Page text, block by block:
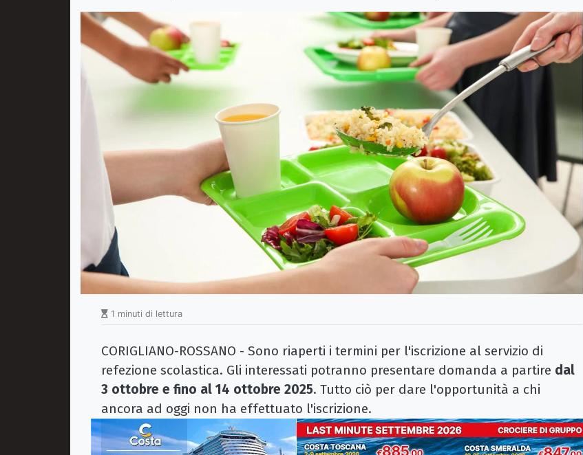
1 minuti di lettura
CORIGLIANO-ROSSANO - Sono riaperti i termini per l'iscrizione al servizio di
refezione scolastica. Gli interessati potranno presentare domanda a partire dal
3 ottobre e fino al 14 ottobre 2025. Tutto ciò per dare l'opportunità a chi
ancora ad oggi non ha effettuato l'iscrizione.